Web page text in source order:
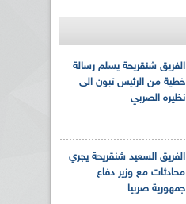
الفريق شنقريحة يسلم رسالة
خطية من الرئيس تبون الى
نظيره الصربي
الفريق السعيد شنقريحة يجري
محادثات مع وزير دفاع
جمهورية صربيا